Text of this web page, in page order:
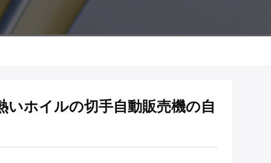
いホイルの切手自動販売機の自